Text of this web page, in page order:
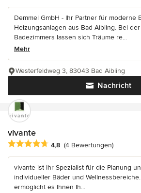
Demmel GmbH - Ihr Partner für moderne
Heizungsanlagen aus Bad Aibling. Bei
Badezimmers lassen sich Träume re...
Mehr
Nachricht
Westerfeldweg 3, 83043 Bad Aibling
vivante
Durchschnittliche Bewertung: 4.8 von 5
4,8 (4 Bewertungen)
vivante ist Ihr Spezialist für die Planung
individueller Bäder und
ermöglicht es Ihnen Ih...